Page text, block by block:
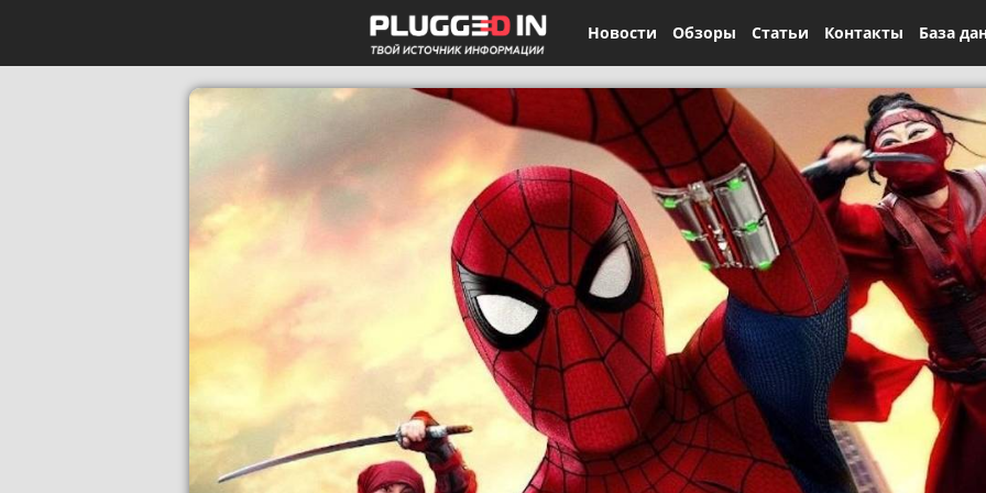
Новости Обзоры Статьи Контакты База